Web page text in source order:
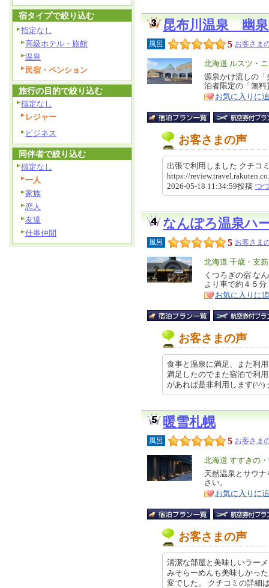
昆布川温泉 幽
風呂 5 お客さま
エ
リ
ア
北海道 ルスツ・
特
徴
源泉かけ流しの
泊者限定の「無
お気に入りに
お客さまの声
出張で利用しました クチ
https://
2026-05-18 11:34:59投稿 つ
なんぽろ温泉ハ
風呂 5 お客さま
エ
リ
ア
北海道 千歳・支
特
徴
くつろぎの宿 な
より車で約４５
お気に入りに
お客さまの声
食事と温泉に満足、また利
満足したのでまた宿泊で利
があれば是非利用します
暖雪札幌
風呂 5 お客さま
エ
リ
ア
北海道 すすきの
特
徴
天然温泉とサウ
さい。
お気に入りに
お客さまの声
清潔な部屋と美味しいラー
みそらーめんも美味しかっ
変でした。 クチコミの詳
宿タイプで絞り込む
指定なし
高級ホテル・旅館
温泉
民宿・ペンション
旅行の目的で絞り込む
指定なし
レジャー
ビジネス
同伴者で絞り込む
指定なし
一人
家族
恋人
友達
仕事仲間